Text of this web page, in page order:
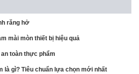
răng hở
mài mòn thiết bị hiệu quả
toàn thực phẩm
là gì? Tiêu chuẩn lựa chọn mới nhất